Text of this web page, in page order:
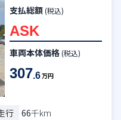
支払総額 (税込)
ASK
車両本体価格 (税込)
307.6万円
行 66千km